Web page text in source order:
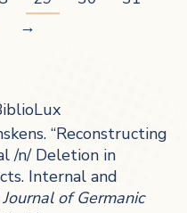
→
“Reconstructing
/n/ Deletion in
Internal and
Journal of Germanic